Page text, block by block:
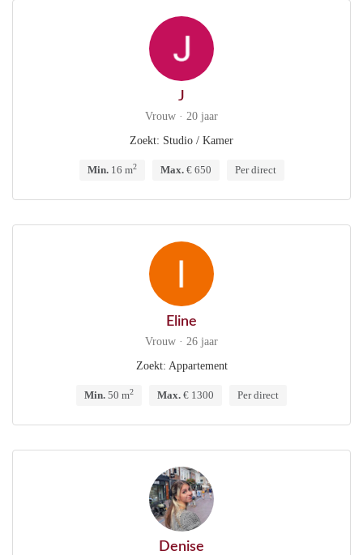
J
Vrouw · 20 jaar
Zoekt: Studio / Kamer
Min.16 m2 Max.€ 650 Per direct
Eline
Vrouw · 26 jaar
Zoekt: Appartement
Min. 50 m2 Max. € 1300 Per direct
Denise